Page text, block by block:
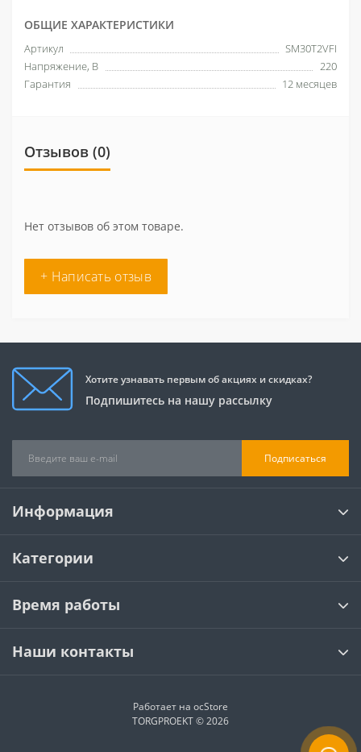
ОБЩИЕ ХАРАКТЕРИСТИКИ
Артикул
SM30T2VFI
Напряжение, В
220
Гарантия
12 месяцев
Отзывов (0)
Нет отзывов об этом товаре.
+ Написать отзыв
Хотите узнавать первым об акциях и скидках?
Подпишитесь на нашу рассылку
Подписаться
Информация
Категории
Время работы
Наши контакты
Работает на ocStore
TORGPROEKT © 2026